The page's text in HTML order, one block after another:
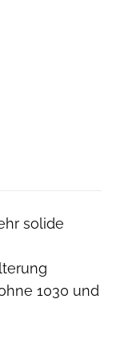
solide
1030 und